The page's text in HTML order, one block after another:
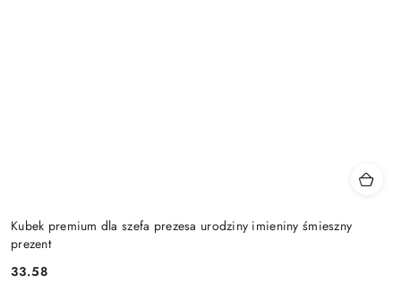
Kubek premium dla szefa prezesa urodziny imieniny śmieszny
prezent
Cena:
33.58